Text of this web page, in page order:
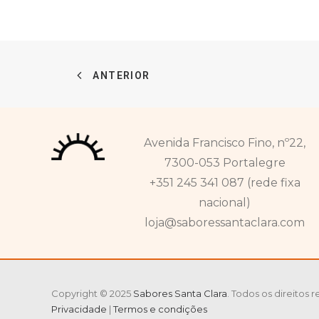
ANTERIOR
Avenida Francisco Fino, nº22,
7300-053 Portalegre
+351 245 341 087 (rede fixa
nacional)
loja@saboressantaclara.com
Copyright © 2025 Sabores Santa Clara . Todos os direitos
Privacidade |Termos e condições